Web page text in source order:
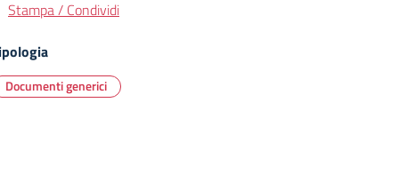
Stampa / Condividi
Documenti generici